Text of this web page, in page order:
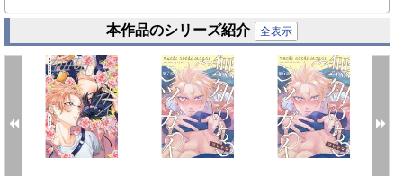
本作品のシリーズ紹介 全表示